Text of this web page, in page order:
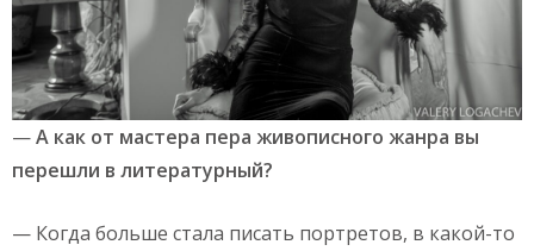
—А как от мастера пера живописного жанра вы
перешли в литературный?
— Когда больше стала писать портретов, в какой-то